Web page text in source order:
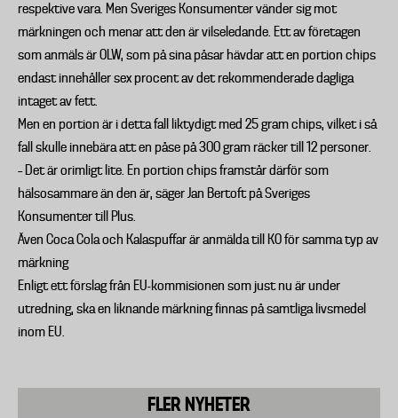
respektive vara. Men Sveriges Konsumenter vänder sig mot
märkningen och menar att den är vilseledande. Ett av företagen
som anmäls är OLW, som på sina påsar hävdar att en portion chips
endast innehåller sex procent av det rekommenderade dagliga
intaget av fett.
Men en portion är i detta fall liktydigt med 25 gram chips, vilket i så
fall skulle innebära att en påse på 300 gram räcker till 12 personer.
– Det är orimligt lite. En portion chips framstår därför som
hälsosammare än den är, säger Jan Bertoft på Sveriges
Konsumenter till Plus.
Även Coca Cola och Kalaspuffar är anmälda till KO för samma typ av
märkning
Enligt ett förslag från EU-kommisionen som just nu är under
utredning, ska en liknande märkning finnas på samtliga livsmedel
inom EU.
FLER NYHETER